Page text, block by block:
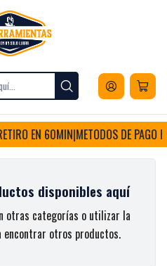
a todo Chile
Interruptores y Enchufes
EN 60MIN|METODOS DE PAGO
disponibles aquí
otras categorías o utilizar la
encontrar otros productos.